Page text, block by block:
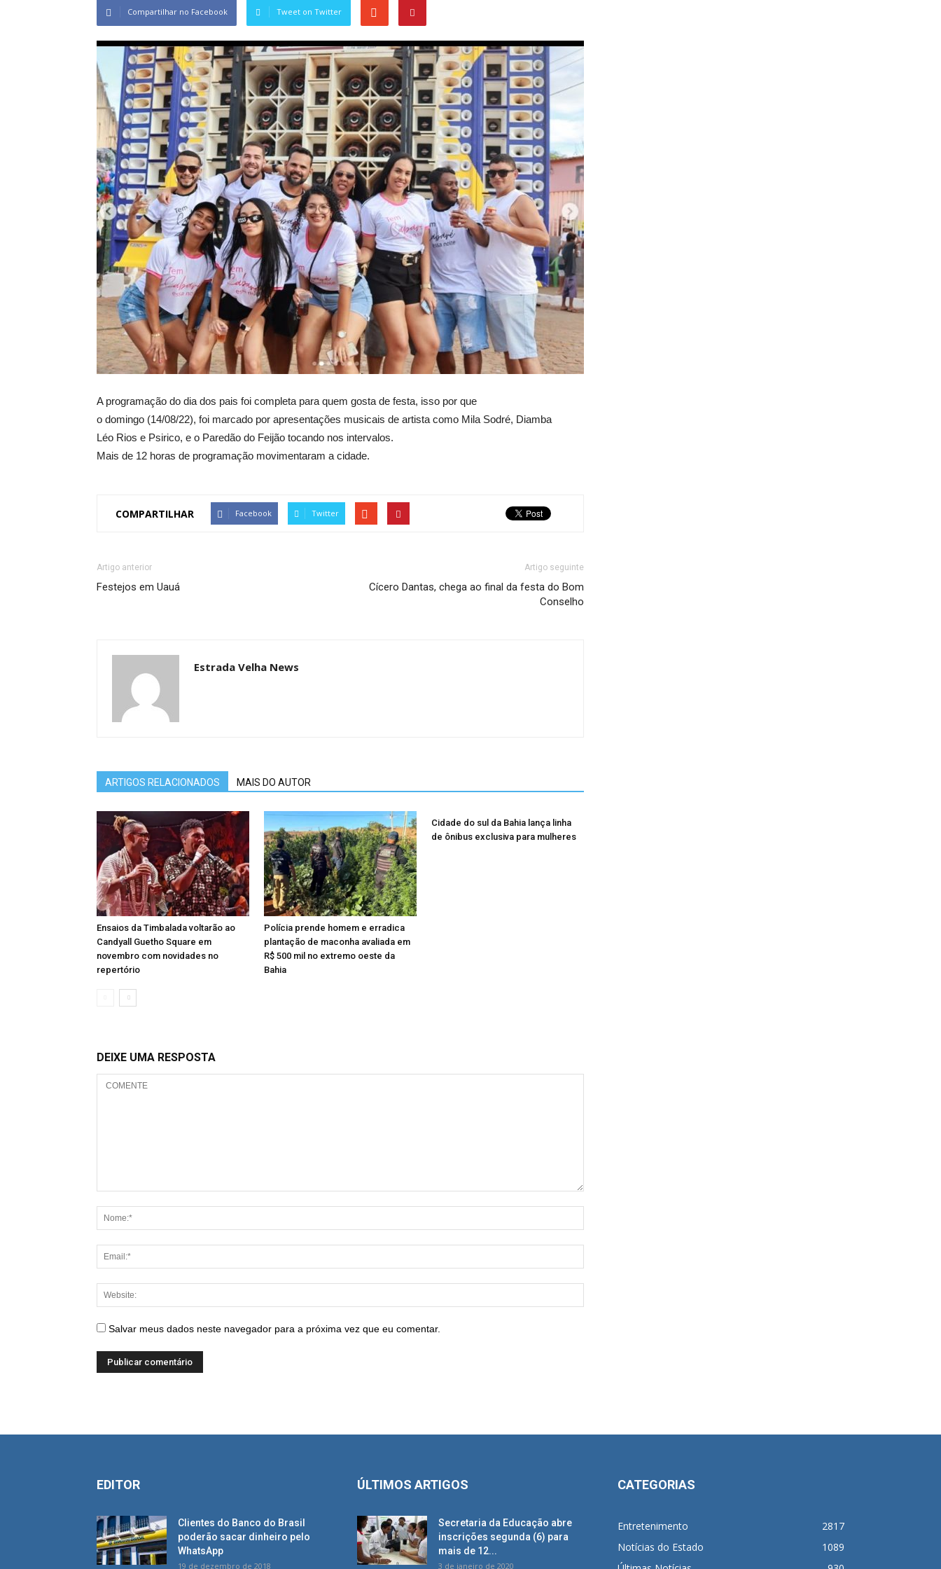
Compartilhar no Facebook Tweet on Twitter
A programação do dia dos pais foi completa para quem gosta de festa, isso por que
o domingo (14/08/22), foi marcado por apresentações musicais de artista como Mila Sodré, Diamba
Léo Rios e Psirico, e o Paredão do Feijão tocando nos intervalos.
Mais de 12 horas de programação movimentaram a cidade.
COMPARTILHAR Facebook Twitter
Artigo anterior
Festejos em Uauá
Artigo seguinte
Cícero Dantas, chega ao final da festa do Bom
Conselho
Estrada Velha News
ARTIGOS RELACIONADOS MAIS DO AUTOR
Ensaios da Timbalada voltarão ao
Candyall Guetho Square em
novembro com novidades no
repertório
Polícia prende homem e erradica
plantação de maconha avaliada em
R$ 500 mil no extremo oeste da
Bahia
Cidade do sul da Bahia lança linha
de ônibus exclusiva para mulheres
DEIXE UMA RESPOSTA
Salvar meus dados neste navegador para a próxima vez que eu comentar.
EDITOR
Clientes do Banco do Brasil
poderão sacar dinheiro pelo
WhatsApp
19 de dezembro de 2018
ÚLTIMOS ARTIGOS
Secretaria da Educação abre
inscrições segunda (6) para
mais de 12...
3 de janeiro de 2020
CATEGORIAS
Entretenimento
2817
Notícias do Estado
1089